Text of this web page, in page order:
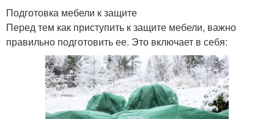
Подготовка мебели к защите
Перед тем как приступить к защите мебели, важно
правильно подготовить ее. Это включает в себя: